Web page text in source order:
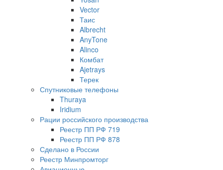
Vector
Таис
Albrecht
AnyTone
Alinco
Комбат
Ajetrays
Терек
Спутниковые телефоны
Thuraya
Iridium
Рации российского производства
Реестр ПП РФ 719
Реестр ПП РФ 878
Сделано в России
Реестр Минпромторг